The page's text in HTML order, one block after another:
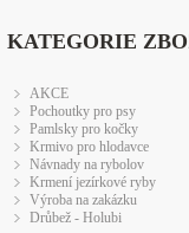
KATEGORIE
AKCE
Pochoutky pro psy
Pamlsky pro kočky
Krmivo pro hlodavce
Návnady na rybolov
Krmení jezírkové ryby
Výroba na zakázku
Drůbež - Holubi